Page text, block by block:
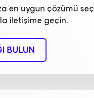
en uygun çözümü
iletişime geçin.
BULUN